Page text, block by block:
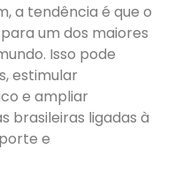
a tendência é que o
para um dos maiores
Isso pode
estimular
e ampliar
brasileiras ligadas à
e